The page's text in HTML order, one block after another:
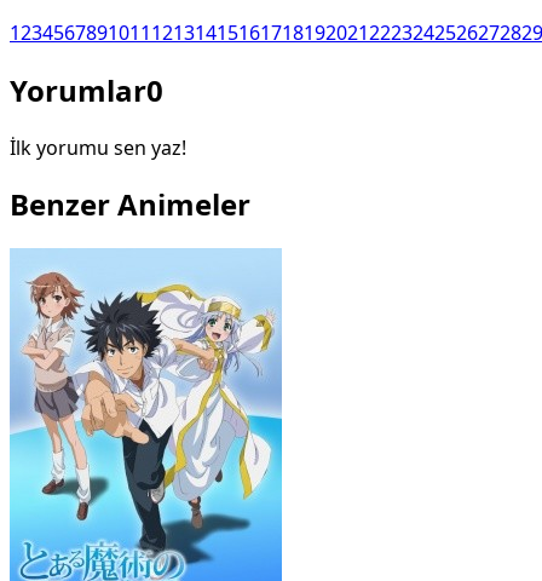
1234567891011121314151617181920212223242526272829
Yorumlar0
İlk yorumu sen yaz!
Benzer Animeler